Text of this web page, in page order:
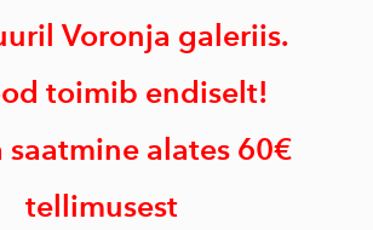
Voronja galeriis.
toimib endiselt!
saatmine alates 60€
tellimusest